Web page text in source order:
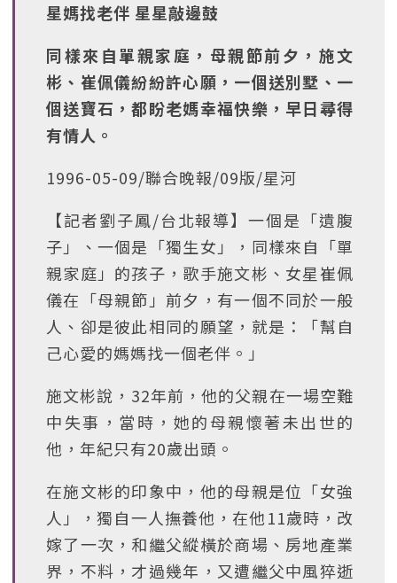
星媽找老伴 星星敲邊鼓
同樣來自單親家庭，母親節前夕，施文
彬、崔佩儀紛紛許心願，一個送別墅、一
個送寶石，都盼老媽幸福快樂，早日尋得
有情人。
1996-05-09/聯合晚報/09版/星河
【記者劉子鳳/台北報導】一個是「遺腹
子」、一個是「獨生女」，同樣來自「單
親家庭」的孩子，歌手施文彬、女星崔佩
儀在「母親節」前夕，有一個不同於一般
人、卻是彼此相同的願望，就是：「幫自
己心愛的媽媽找一個老伴。」
施文彬說，32年前，他的父親在一場空難
中失事，當時，她的母親懷著未出世的
他，年紀只有20歲出頭。
在施文彬的印象中，他的母親是位「女強
人」，獨自一人撫養他，在他11歲時，改
嫁了一次，和繼父縱橫於商場、房地產業
界，不料，才過幾年，又遭繼父中風猝逝